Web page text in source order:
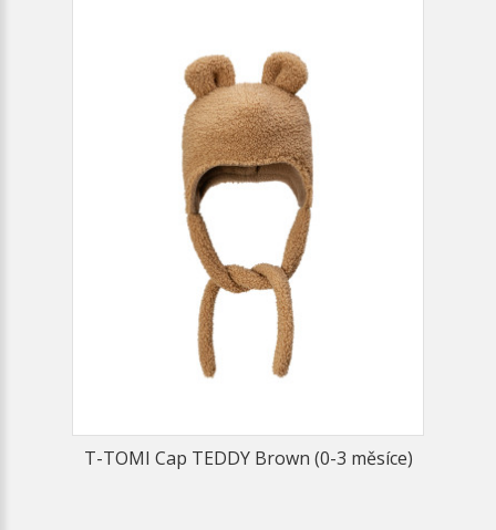
T-TOMI Cap TEDDY Brown (0-3 měsíce)